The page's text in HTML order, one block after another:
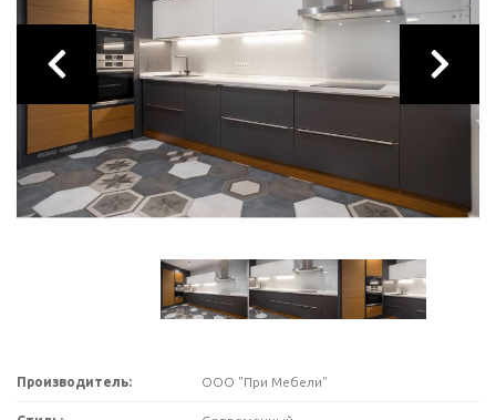
Производитель: ООО "При Мебели"